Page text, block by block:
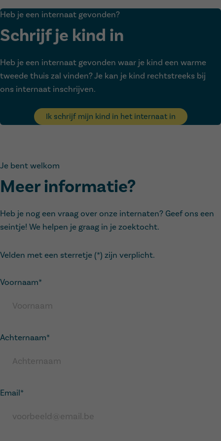
Heb je een internaat gevonden?
Schrijf je kind in
Heb je een internaat gevonden waar je kind een warme
tweede thuis zal vinden? Je kan je kind rechtstreeks bij
ons internaat inschrijven.
Ik schrijf mijn kind in het internaat in
Je bent welkom
Meer informatie?
Heb je nog een vraag over onze internaten? Geef ons een
seintje! We helpen je graag in je zoektocht.
Call me back by fax
Velden met een sterretje (*) zijn verplicht.
Voornaam*
Achternaam*
Email*